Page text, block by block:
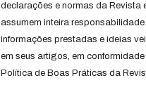
declarações e normas da Revista
assumem inteira responsabilidade
informações prestadas e ideias
em seus artigos, em
Política de Boas Práticas da